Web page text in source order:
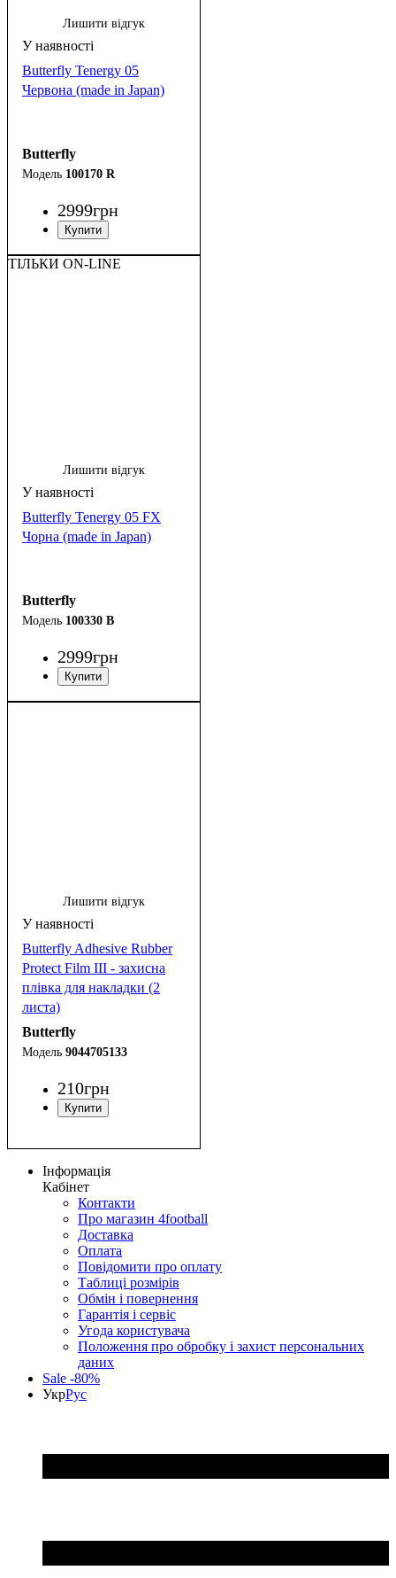
Лишити відгук
Butterfly Tenergy 05
Червона (made in Japan)
Butterfly
100170 R
2999грн
ТІЛЬКИ ON-LINE
Лишити відгук
Butterfly Tenergy 05 FX
Чорна (made in Japan)
Butterfly
100330 B
2999грн
Лишити відгук
Butterfly Adhesive Rubber
Protect Film III - захисна
плівка для накладки (2
листа)
Butterfly
9044705133
210грн
Інформація
Кабінет
Контакти
Про магазин 4football
Доставка
Оплата
Повідомити про оплату
Таблиці розмірів
Обмін і повернення
Гарантія і сервіс
Угода користувача
Положення про обробку і захист персональних
даних
Sale -80%
УкрРус